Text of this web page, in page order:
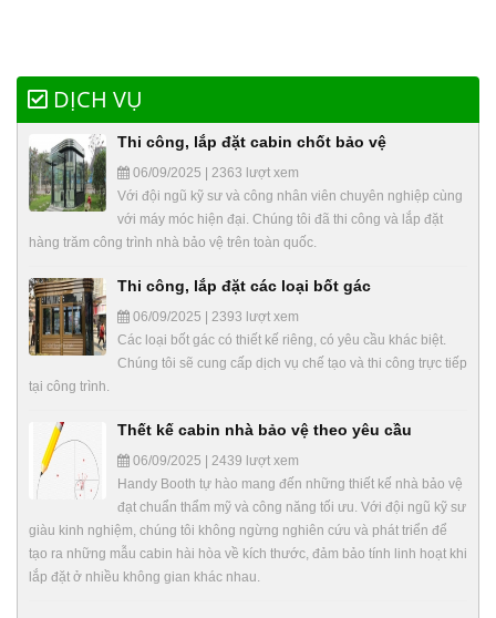
DỊCH VỤ
Thi công, lắp đặt cabin chốt bảo vệ
06/09/2025 | 2363 lượt xem
Với đội ngũ kỹ sư và công nhân viên chuyên nghiệp cùng
với máy móc hiện đại. Chúng tôi đã thi công và lắp đặt
hàng trăm công trình nhà bảo vệ trên toàn quốc.
Thi công, lắp đặt các loại bốt gác
06/09/2025 | 2393 lượt xem
Các loại bốt gác có thiết kế riêng, có yêu cầu khác biệt.
Chúng tôi sẽ cung cấp dịch vụ chế tạo và thi công trực tiếp
tại công trình.
Thết kế cabin nhà bảo vệ theo yêu cầu
06/09/2025 | 2439 lượt xem
Handy Booth tự hào mang đến những thiết kế nhà bảo vệ
đạt chuẩn thẩm mỹ và công năng tối ưu. Với đội ngũ kỹ sư
giàu kinh nghiệm, chúng tôi không ngừng nghiên cứu và phát triển để
tạo ra những mẫu cabin hài hòa về kích thước, đảm bảo tính linh hoạt khi
lắp đặt ở nhiều không gian khác nhau.